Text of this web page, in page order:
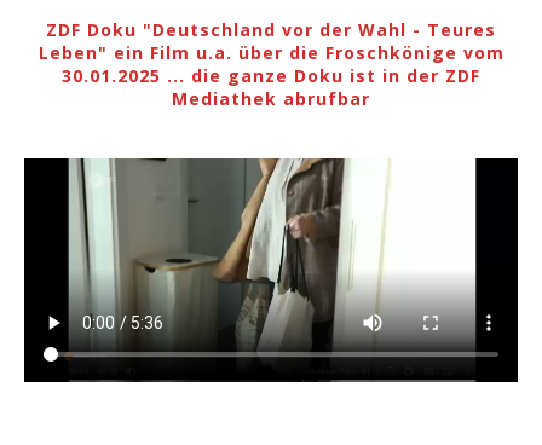
ZDF Doku "Deutschland vor der Wahl - Teures
Leben" ein Film u.a. über die Froschkönige vom
30.01.2025 ... die ganze Doku ist in der ZDF
Mediathek abrufbar